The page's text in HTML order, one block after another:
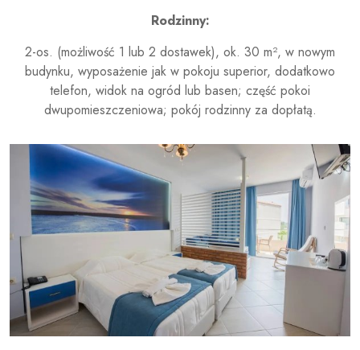
Rodzinny:
2-os. (możliwość 1 lub 2 dostawek), ok. 30 m², w nowym
budynku, wyposażenie jak w pokoju superior, dodatkowo
telefon, widok na ogród lub basen; część pokoi
dwupomieszczeniowa; pokój rodzinny za dopłatą.